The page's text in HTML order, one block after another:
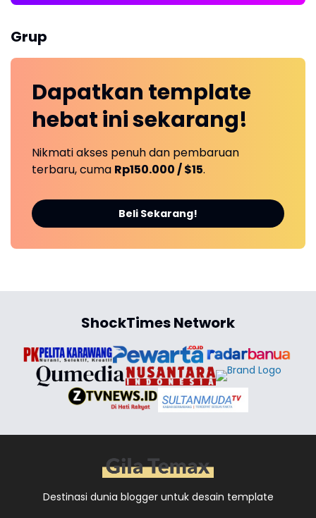
Grup
Dapatkan template
hebat inisekarang!
Nikmati akses penuh dan pembaruan
terbaru, cuma Rp150.000 / $15.
Beli Sekarang!
ShockTimes Network
Destinasi dunia blogger untuk desain template